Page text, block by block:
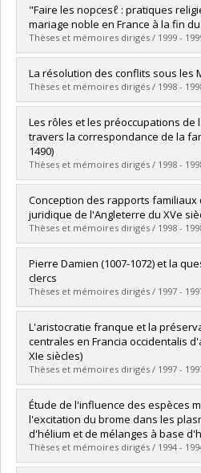
Graduate :Gravel, Martin
Cycle :Master's
Grade :M.A.
Lien vers le document dans
"Faire les nopcesℓ : pratiques
mariage noble en France à la fin
Thèses et mémoires dirigés / 1999 -
Graduate :Ribordy, Geneviève
Cycle : Doctoral
Grade :Ph. D.
Lien vers le document dans Papyrus
La résolution des conflits sous les
Thèses et mémoires dirigés / 1998 -
Graduate :Picard, Anne-Marie
Cycle :Master's
Grade :
Lien vers le document dans
Les rôles et les préoccupations de
travers la correspondance de la
1490)
Thèses et mémoires dirigés / 1998 -
Graduate : Rousseau, Marie-
Cycle :Master's
Grade :M.A.
Lien vers le document dans
Conception des rapports familiaux
juridique de l'Angleterre du XVe
Thèses et mémoires dirigés / 1998 -
Graduate :Grenon, Sonia
Cycle :
Grade :M.A.
Lien vers le document dans
Pierre Damien (1007-1072) et la
clercs
Thèses et mémoires dirigés / 1997 -
Graduate :Garrido Bermüdez,
Cycle :Master's
Grade :M.A.
Lien vers le document dans
L'aristocratie franque et la
centrales en Francia occidentalis
XIe siècles)
Thèses et mémoires dirigés / 1997 -
Graduate :Michaud, Steeve
Cycle :Master's
Grade :M.A.
Lien vers le document dans
Étude de l'influence des espèces
l'excitation du brome dans les
d'hélium et de mélanges à base
Thèses et mémoires dirigés / 1994 -